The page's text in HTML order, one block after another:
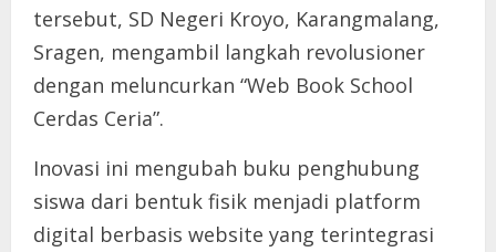
tersebut, SD Negeri Kroyo, Karangmalang,
Sragen, mengambil langkah revolusioner
dengan meluncurkan “Web Book School
Cerdas Ceria”.
Inovasi ini mengubah buku penghubung
siswa dari bentuk fisik menjadi platform
digital berbasis website yang terintegrasi